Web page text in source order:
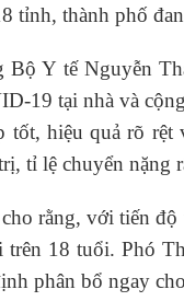
tỉnh, thành phố
Bộ Y tế Nguyễn
19 tại nhà và
tốt, hiệu quả rõ
tỉ lệ chuyển nặng
rằng, với tiến độ
18 tuổi. Phó
phân bổ ngay